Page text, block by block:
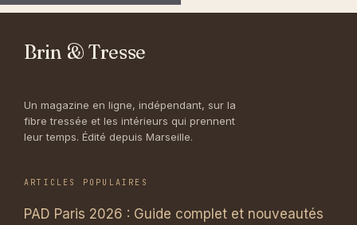
Brin & Tresse
Un magazine en ligne, indépendant, sur la
fibre tressée et les intérieurs qui prennent
leur temps. Édité depuis Marseille.
ARTICLES POPULAIRES
PAD Paris 2026 : Guide complet et nouveautés